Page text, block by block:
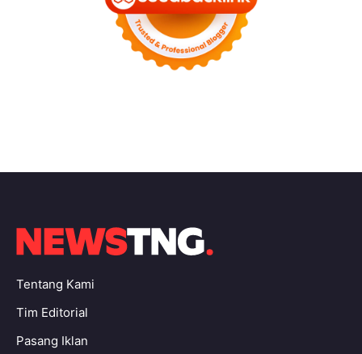
Tentang Kami
Tim Editorial
Pasang Iklan